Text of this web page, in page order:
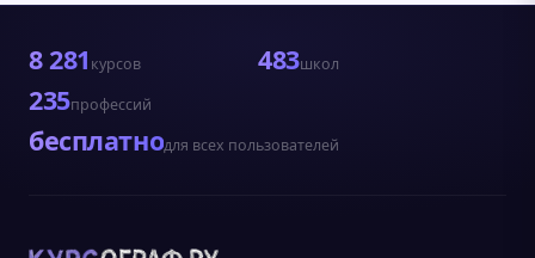
8 281 курсов 483школ
235профессий
бесплатнодля всех пользователей